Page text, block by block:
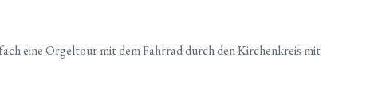
eine Orgeltour mit dem Fahrrad durch den Kirchenkreis mit